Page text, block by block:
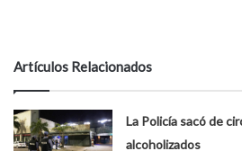
Artículos Relacionados
La Policía sacó de
alcoholizados